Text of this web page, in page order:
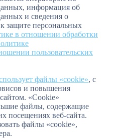
информация об
и сведения о
защите персональных
в отношении обработки
пользовательских
файлы «cookie», с
и повышения
«Cookie»
файлы, содержащие
посещениях веб-сайта.
файлы «cookie»,